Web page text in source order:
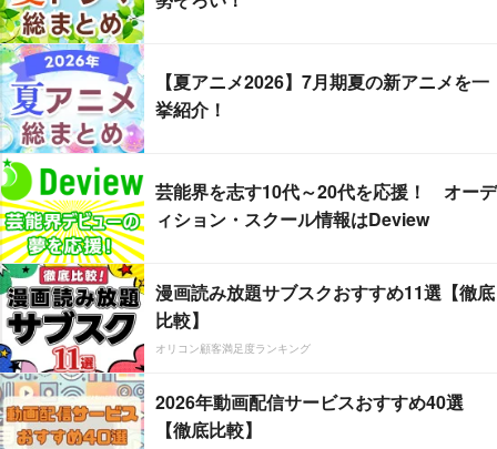
【夏アニメ2026】7月期夏の新アニメを一
挙紹介！
芸能界を志す10代～20代を応援！ オーデ
ィション・スクール情報はDeview
漫画読み放題サブスクおすすめ11選【徹底
比較】
オリコン顧客満足度ランキング
2026年動画配信サービスおすすめ40選
【徹底比較】